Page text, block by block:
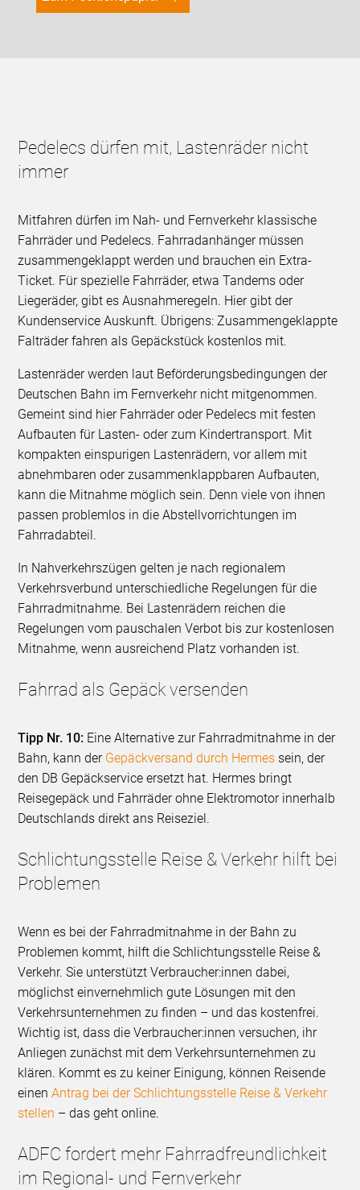
Pedelecs dürfen mit, Lastenräder nicht
immer
Mitfahren dürfen im Nah- und Fernverkehr klassische
Fahrräder und Pedelecs. Fahrradanhänger müssen
zusammengeklappt werden und brauchen ein Extra-
Ticket. Für spezielle Fahrräder, etwa Tandems oder
Liegeräder, gibt es Ausnahmeregeln. Hier gibt der
Kundenservice Auskunft. Übrigens: Zusammengeklappte
Falträder fahren als Gepäckstück kostenlos mit.
Lastenräder werden laut Beförderungsbedingungen der
Deutschen Bahn im Fernverkehr nicht mitgenommen.
Gemeint sind hier Fahrräder oder Pedelecs mit festen
Aufbauten für Lasten- oder zum Kindertransport. Mit
kompakten einspurigen Lastenrädern, vor allem mit
abnehmbaren oder zusammenklappbaren Aufbauten,
kann die Mitnahme möglich sein. Denn viele von ihnen
passen problemlos in die Abstellvorrichtungen im
Fahrradabteil.
In Nahverkehrszügen gelten je nach regionalem
Verkehrsverbund unterschiedliche Regelungen für die
Fahrradmitnahme. Bei Lastenrädern reichen die
Regelungen vom pauschalen Verbot bis zur kostenlosen
Mitnahme, wenn ausreichend Platz vorhanden ist.
Fahrrad als Gepäck versenden
Tipp Nr. 10: Eine Alternative zur Fahrradmitnahme in der
Bahn, kann der Gepäckversand durch Hermes sein, der
den DB Gepäckservice ersetzt hat. Hermes bringt
Reisegepäck und Fahrräder ohne Elektromotor innerhalb
Deutschlands direkt ans Reiseziel.
Schlichtungsstelle Reise & Verkehr hilft bei
Problemen
Wenn es bei der Fahrradmitnahme in der Bahn zu
Problemen kommt, hilft die Schlichtungsstelle Reise &
Verkehr. Sie unterstützt Verbraucher:innen dabei,
möglichst einvernehmlich gute Lösungen mit den
Verkehrsunternehmen zu finden – und das kostenfrei.
Wichtig ist, dass die Verbraucher:innen versuchen, ihr
Anliegen zunächst mit dem Verkehrsunternehmen zu
klären. Kommt es zu keiner Einigung, können Reisende
einenAntrag bei der Schlichtungsstelle Reise & Verkehr
stellen – das geht online.
ADFC fordert mehr Fahrradfreundlichkeit
im Regional- und Fernverkehr